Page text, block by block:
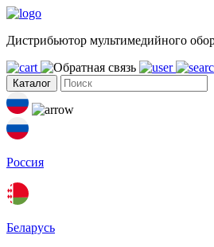
Дистрибьютор мультимедийного
Каталог
Россия
Беларусь